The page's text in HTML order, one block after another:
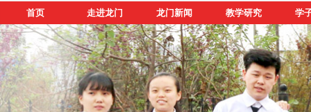
首页 走进龙门 龙门新闻 教学研究 学